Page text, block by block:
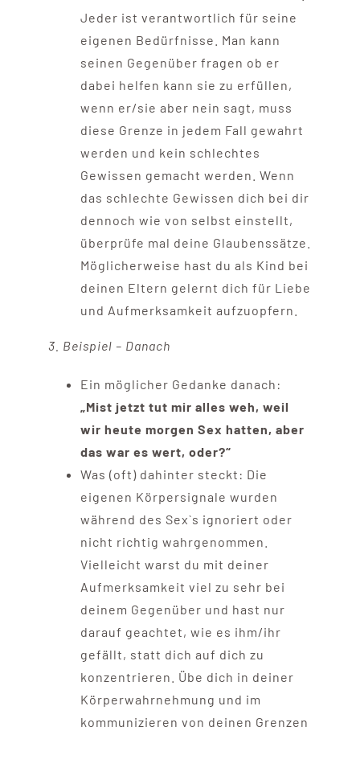
Jeder ist verantwortlich für seine
eigenen Bedürfnisse. Man kann
seinen Gegenüber fragen ob er
dabei helfen kann sie zu erfüllen,
wenn er/sie aber nein sagt, muss
diese Grenze in jedem Fall gewahrt
werden und kein schlechtes
Gewissen gemacht werden. Wenn
das schlechte Gewissen dich bei dir
dennoch wie von selbst einstellt,
überprüfe mal deine Glaubenssätze.
Möglicherweise hast du als Kind bei
deinen Eltern gelernt dich für Liebe
und Aufmerksamkeit aufzuopfern.
3. Beispiel – Danach
Ein möglicher Gedanke danach:
„Mist jetzt tut mir alles weh, weil
wir heute morgen Sex hatten, aber
das war es wert, oder?“
Was (oft) dahinter steckt: Die
eigenen Körpersignale wurden
während des Sex`s ignoriert oder
nicht richtig wahrgenommen.
Vielleicht warst du mit deiner
Aufmerksamkeit viel zu sehr bei
deinem Gegenüber und hast nur
darauf geachtet, wie es ihm/ihr
gefällt, statt dich auf dich zu
konzentrieren. Übe dich in deiner
Körperwahrnehmung und im
kommunizieren von deinen Grenzen